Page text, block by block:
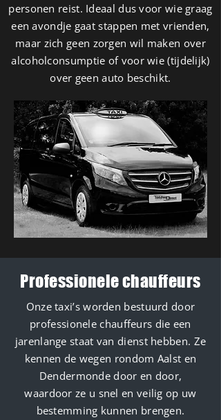
Professionele chauffeurs
Onze taxi’s worden bestuurd door
professionele chauffeurs die een
jarenlange staat van dienst hebben. Ze
kennen de wegen rondom Aalst en
Dendermonde door en door,
waardoor ze u snel en veilig op uw
bestemming kunnen brengen.
personen reist. Ideaal dus voor wie graag
een avondje gaat stappen met vrienden,
maar zich geen zorgen wil maken over
alcoholconsumptie of voor wie (tijdelijk)
over geen auto beschikt.